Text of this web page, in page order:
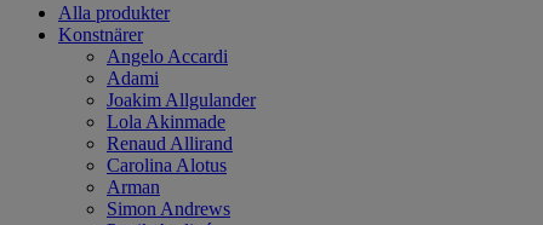
Alla produkter
Konstnärer
Angelo Accardi
Adami
Joakim Allgulander
Lola Akinmade
Renaud Allirand
Carolina Alotus
Arman
Simon Andrews